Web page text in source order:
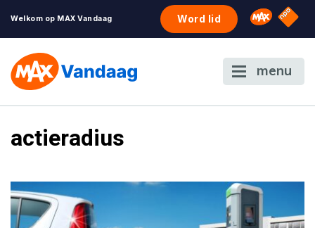
Welkom op MAX Vandaag Word lid Omroep
NPO
menu
actieradius